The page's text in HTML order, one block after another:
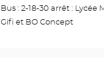
Bus : 2-18-30 arrêt : Lycée
Gifi et BO Concept